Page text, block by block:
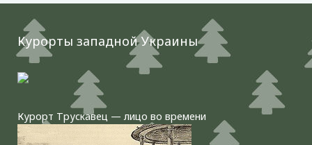
Курорты западной Украины
Курорт Трускавец — лицо во времени